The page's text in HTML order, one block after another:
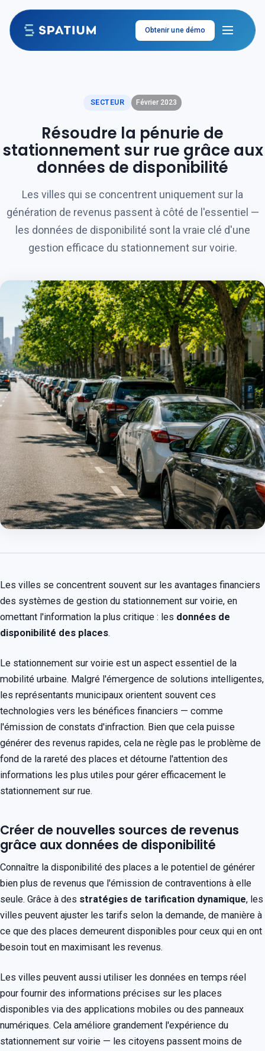
Aller au contenu
Obtenir une démo
SECTEUR Février 2023
Résoudre la pénurie de
stationnement sur rue grâce aux
données de disponibilité
Les villes qui se concentrent uniquement sur la
génération de revenus passent à côté de l'essentiel —
les données de disponibilité sont la vraie clé d'une
gestion efficace du stationnement sur voirie.
Les villes se concentrent souvent sur les avantages financiers
des systèmes de gestion du stationnement sur voirie, en
omettant l'information la plus critique : les données de
disponibilité des places.
Le stationnement sur voirie est un aspect essentiel de la
mobilité urbaine. Malgré l'émergence de solutions intelligentes,
les représentants municipaux orientent souvent ces
technologies vers les bénéfices financiers — comme
l'émission de constats d'infraction. Bien que cela puisse
générer des revenus rapides, cela ne règle pas le problème de
fond de la rareté des places et détourne l'attention des
informations les plus utiles pour gérer efficacement le
stationnement sur rue.
Créer de nouvelles sources de revenus
grâce aux données de disponibilité
Connaître la disponibilité des places a le potentiel de générer
bien plus de revenus que l'émission de contraventions à elle
seule. Grâce à des stratégies de tarification dynamique, les
villes peuvent ajuster les tarifs selon la demande, de manière à
ce que des places demeurent disponibles pour ceux qui en ont
besoin tout en maximisant les revenus.
Les villes peuvent aussi utiliser les données en temps réel
pour fournir des informations précises sur les places
disponibles via des applications mobiles ou des panneaux
numériques. Cela améliore grandement l'expérience du
stationnement sur voirie — les citoyens passent moins de